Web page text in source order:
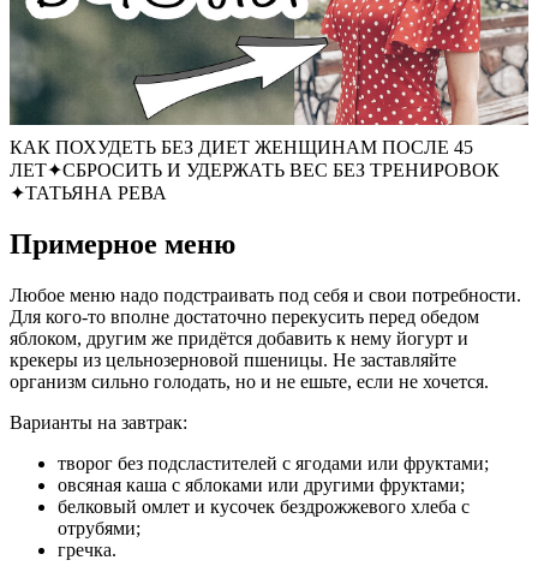
КАК ПОХУДЕТЬ БЕЗ ДИЕТ ЖЕНЩИНАМ ПОСЛЕ 45
ЛЕТ✦СБРОСИТЬ И УДЕРЖАТЬ ВЕС БЕЗ ТРЕНИРОВОК
✦ТАТЬЯНА РЕВА
Примерное меню
Любое меню надо подстраивать под себя и свои потребности.
Для кого-то вполне достаточно перекусить перед обедом
яблоком, другим же придётся добавить к нему йогурт и
крекеры из цельнозерновой пшеницы. Не заставляйте
организм сильно голодать, но и не ешьте, если не хочется.
Варианты на завтрак:
творог без подсластителей с ягодами или фруктами;
овсяная каша с яблоками или другими фруктами;
белковый омлет и кусочек бездрожжевого хлеба с
отрубями;
гречка.